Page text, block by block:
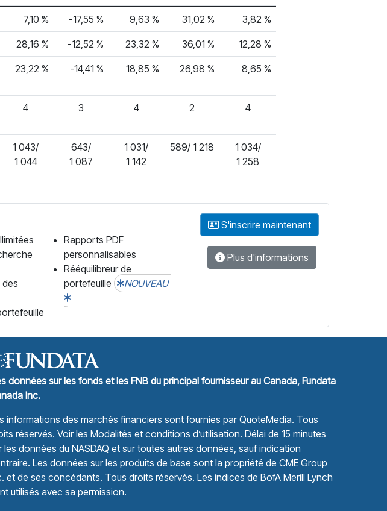
7,10 % -17,55 % 9,63 % 31,02 % 3,82 %
28,16 % -12,52 % 23,32 % 36,01 % 12,28 %
23,22 % -14,41 % 18,85 % 26,98 % 8,65 %
4 3 4 2 4
1 043/
1 044
643/
1 087
1 031/
1 142
589/ 1 218
1 034/
1 258
Rapports PDF
personnalisables
Rééquilibreur de
portefeuille
NOUVEAU
S'inscrire maintenant
Plus d'informations
données sur les fonds et les FNB du principal fournisseur au Canada, Fundata
Inc.
informations des marchés financiers sont fournies parQuoteMedia. Tous
réservés. Voir les Modalités et conditions d’utilisation. Délai de 15 minutes
les données du NASDAQ et sur toutes autres données, sauf indication
Les données sur les produits de base sont la propriété de CME Group
et de ses concédants. Tous droits réservés. Les indices de BofA Merill Lynch
utilisés avec sa permission.